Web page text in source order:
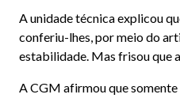
A unidade técnica explicou
conferiu-lhes, por meio do
estabilidade. Mas frisou que
A CGM afirmou que